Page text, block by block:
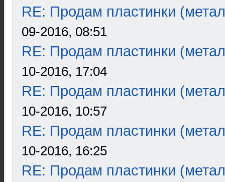
RE: Продам пластинки
09-2016, 08:51
RE: Продам пластинки
10-2016, 17:04
RE: Продам пластинки
10-2016, 10:57
RE: Продам пластинки
10-2016, 16:25
RE: Продам пластинки